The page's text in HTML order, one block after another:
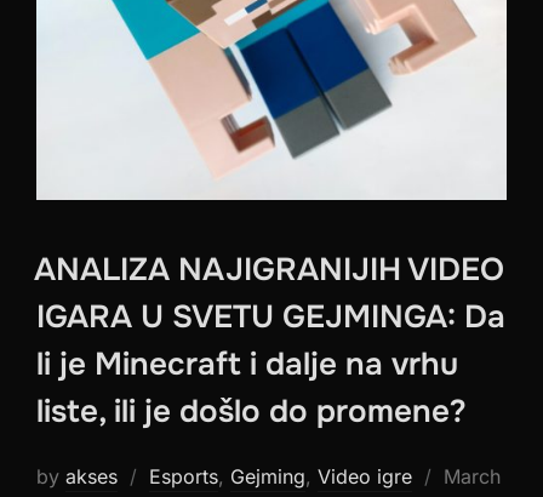
ANALIZA NAJIGRANIJIH VIDEO
IGARA U SVETU GEJMINGA: Da
li je Minecraft i dalje na vrhu
liste, ili je došlo do promene?
by akses Esports, Gejming, Video igre
Posted
March